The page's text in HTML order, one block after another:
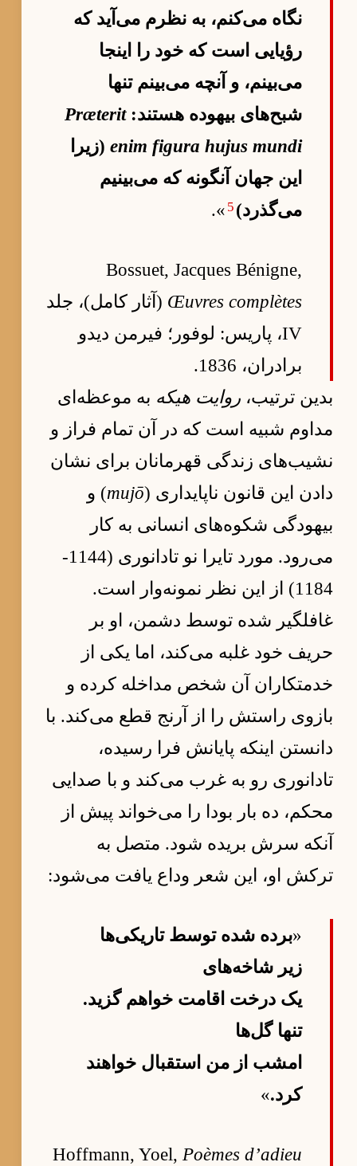
نگاه می‌کنم، به نظرم می‌آید که
رؤیایی است که خود را اینجا
می‌بینم، و آنچه می‌بینم تنها
شبح‌های بیهوده هستند:Præterit
enim figura hujus mundi(زیرا
این جهان آنگونه که می‌بینیم
می‌گذرد) 5
».
Bossuet, Jacques Bénigne,
Œuvres complètes (آثار کامل)، جلد
IV، پاریس: لوفور؛ فیرمن دیدو
برادران، 1836.
بدین ترتیب، روایت هیکه به موعظه‌ای
مداوم شبیه است که در آن تمام فراز و
نشیب‌های زندگی قهرمانان برای نشان
دادن این قانون ناپایداری (mujō) و
بیهودگی شکوه‌های انسانی به کار
می‌رود. مورد تایرا نو تادانوری (1144-
1184) از این نظر نمونه‌وار است.
غافلگیر شده توسط دشمن، او بر
حریف خود غلبه می‌کند، اما یکی از
خدمتکاران آن شخص مداخله کرده و
بازوی راستش را از آرنج قطع می‌کند. با
دانستن اینکه پایانش فرا رسیده،
تادانوری رو به غرب می‌کند و با صدایی
محکم، ده بار بودا را می‌خواند پیش از
آنکه سرش بریده شود. متصل به
ترکش او، این شعر وداع یافت می‌شود:
«برده شده توسط تاریکی‌ها
زیر شاخه‌های
یک درخت اقامت خواهم گزید.
تنها گل‌ها
امشب از من استقبال خواهند
کرد.»
Hoffmann, Yoel, Poèmes d’adieu